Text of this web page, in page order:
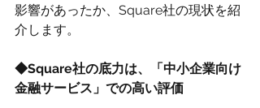
影響があったか、Square社の現状を紹
介します。
◆Square社の底力は、「中小企業向け
金融サービス」での高い評価